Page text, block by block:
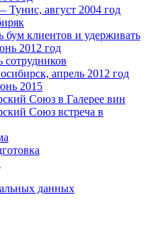
август 2004 год
бум клиентов и удерживать
2012 год
сотрудников
апрель 2012 год
2015
Союз в Галерее вин
Союз встреча в
данных